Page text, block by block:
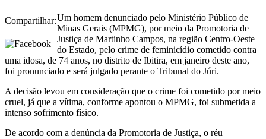
Compartilhar:Um homem denunciado pelo Ministério Público de
Minas Gerais (MPMG), por meio da Promotoria de
Justiça de Martinho Campos, na região Centro-Oeste
do Estado, pelo crime de feminicídio cometido contra
uma idosa, de 74 anos, no distrito de Ibitira, em janeiro deste ano,
foi pronunciado e será julgado perante o Tribunal do Júri.
A decisão levou em consideração que o crime foi cometido por meio
cruel, já que a vítima, conforme apontou o MPMG, foi submetida a
intenso sofrimento físico.
De acordo com a denúncia da Promotoria de Justiça, o réu